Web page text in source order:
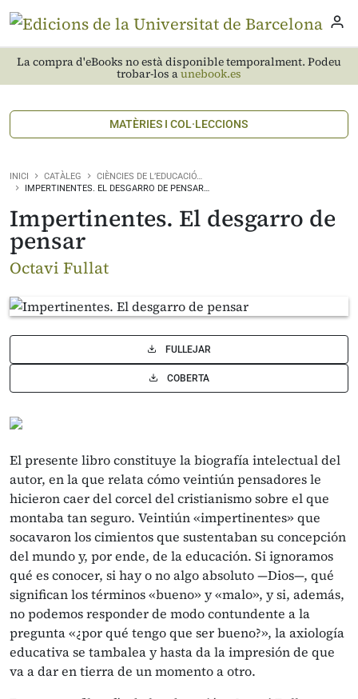
La compra d'eBooks no està disponible temporalment. Podeu
trobar-los aunebook.es
MATÈRIES I COL·LECCIONS
INICI CATÀLEG
CIÈNCIES DE L’EDUCACIÓ…
IMPERTINENTES. EL DESGARRO DE PENSAR…
Impertinentes. El desgarro de
pensar
Octavi Fullat
FULLEJAR
COBERTA
El presente libro constituye la biografía intelectual del
autor, en la que relata cómo veintiún pensadores le
hicieron caer del corcel del cristianismo sobre el que
montaba tan seguro. Veintiún «impertinentes» que
socavaron los cimientos que sustentaban su concepción
del mundo y, por ende, de la educación. Si ignoramos
qué es conocer, si hay o no algo absoluto —Dios—, qué
significan los términos «bueno» y «malo», y si, además,
no podemos responder de modo contundente a la
pregunta «¿por qué tengo que ser bueno?», la axiología
educativa se tambalea y hasta da la impresión de que
va a dar en tierra de un momento a otro.